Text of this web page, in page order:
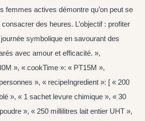
femmes actives démontre qu’on peut se
des heures. L’objectif : profiter
symbolique en savourant des
avec amour et efficacité. »,
», « cookTime »: « PT15M »,
», « recipeIngredient »: [ « 200
», « 1 sachet levure chimique », « 30
», « 250 millilitres lait entier UHT »,